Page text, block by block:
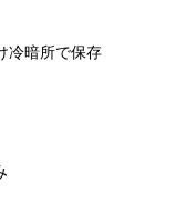
冷暗所で保存